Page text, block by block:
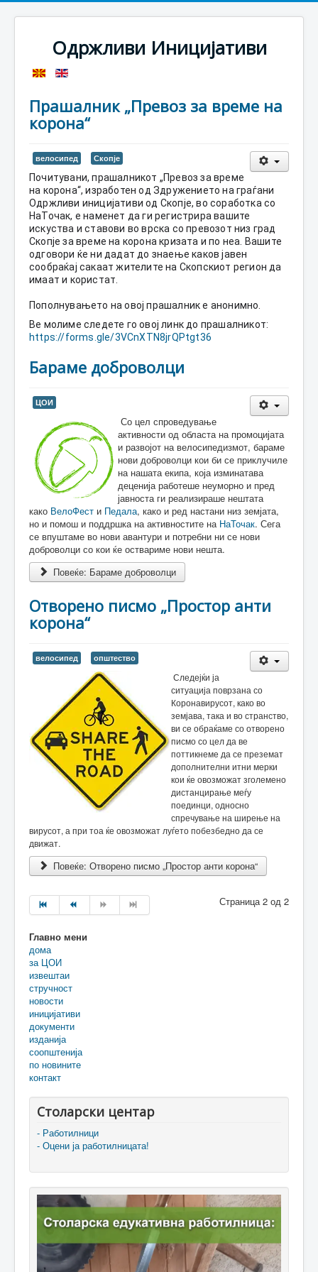
Одржливи Иницијативи
Прашалник „Превоз за време на
корона“
велосипед Скопје
Почитувани, прашалникот „Превоз за време
на корона“, изработен од Здружението на граѓани
Одржливи иницијативи од Скопје, во соработка со
НаТочак, е наменет да ги регистрира вашите
искуства и ставови во врска со превозот низ град
Скопје за време на корона кризата и по неа. Вашите
одговори ќе ни дадат до знаење каков јавен
сообраќај сакаат жителите на Скопскиот регион да
имаат и користат.
Пополнувањето на овој прашалник е анонимно.
https://forms.gle/3VCnXTN8jrQPtgt36
Бараме доброволци
ЦОИ
Со цел спроведување
активности од областа на промоцијата
и развојот на велосипедизмот, бараме
нови доброволци кои би се приклучиле
на нашата екипа, која изминатава
деценија работеше неуморно и пред
јавноста ги реализираше нештата
како ВелоФест и Педала, како и ред настани низ земјата,
но и помош и поддршка на активностите на НаТочак. Сега
се впуштаме во нови авантури и потребни ни се нови
доброволци со кои ќе оствариме нови нешта.
Повеќе: Бараме доброволци
Отворено писмо „Простор анти
корона“
велосипед општество
Следејќи ја
ситуација поврзана со
Коронавирусот, како во
земјава, така и во странство,
ви се обраќаме со отворено
писмо со цел да ве
поттикнеме да се преземат
дополнителни итни мерки
кои ќе овозможат зголемено
дистанцирање меѓу
поединци, односно
спречување на ширење на
вирусот, а при тоа ќе овозможат луѓето побезбедно да се
движат.
Повеќе: Отворено писмо „Простор анти корона“
Страница 2 од 2
Главно мени
дома
за ЦОИ
извештаи
стручност
новости
иницијативи
документи
изданија
соопштенија
по новините
контакт
Столарски центар
- Работилници
- Оцени ја работилницата!